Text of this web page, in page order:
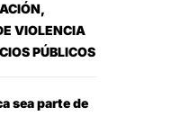
VIOLENCIA
PÚBLICOS
sea parte de